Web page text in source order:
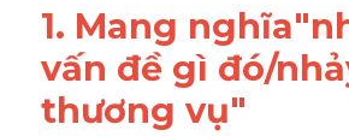
1. Mang
vấn đề gì đó/
thương vụ"